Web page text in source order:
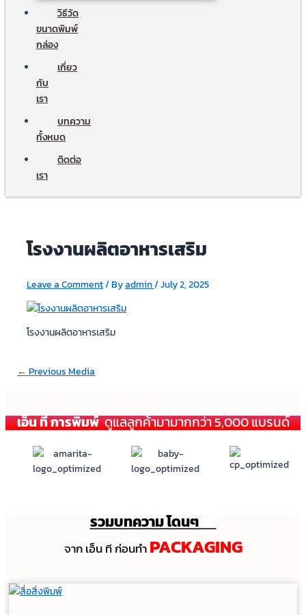
วิธีวัด
ขนาดพิมพ์
กล่อง
เกี่ยว
กับ
เรา
บทความ
ทั้งหมด
ติดต่อ
เรา
โรงงานผลิตอาหารเสริม
Leave a Comment/ Byadmin/July 2, 2025
โรงงานผลิตอาหารเสริม
← Previous Media
เอ็น ที การพิมพ์ดูแลลูกค้ามามากกว่า 5,000 แบรนด์
รวมบทความ โดนๆ
จาก เอ็น ที ก่อนทํา PACKAGING